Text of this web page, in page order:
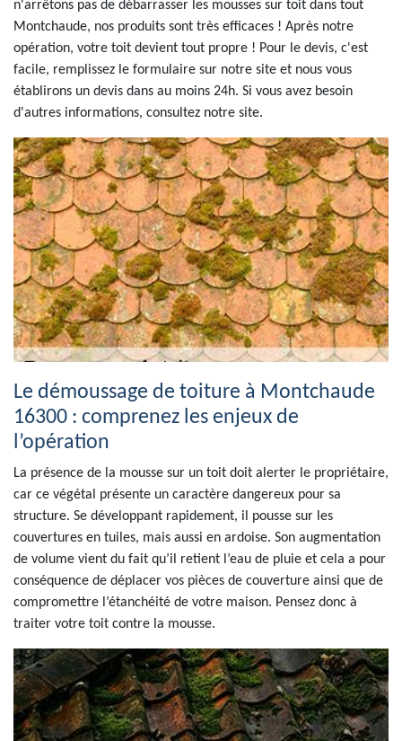
n'arrêtons pas de débarrasser les mousses sur toit dans tout
Montchaude, nos produits sont très efficaces ! Après notre
opération, votre toit devient tout propre ! Pour le devis, c'est
facile, remplissez le formulaire sur notre site et nous vous
établirons un devis dans au moins 24h. Si vous avez besoin
d'autres informations, consultez notre site.
Le démoussage de toiture à Montchaude
16300 : comprenez les enjeux de
l’opération
La présence de la mousse sur un toit doit alerter le propriétaire,
car ce végétal présente un caractère dangereux pour sa
structure. Se développant rapidement, il pousse sur les
couvertures en tuiles, mais aussi en ardoise. Son augmentation
de volume vient du fait qu’il retient l’eau de pluie et cela a pour
conséquence de déplacer vos pièces de couverture ainsi que de
compromettre l’étanchéité de votre maison. Pensez donc à
traiter votre toit contre la mousse.